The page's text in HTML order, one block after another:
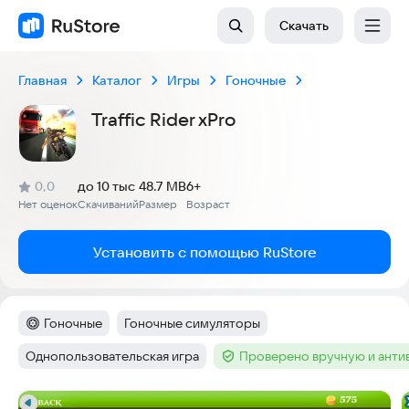
Скачать
Главная Каталог Игры Гоночные
Traffic Rider xPro
Рейтинг:
0,0
(
Нет оценок
)
Скачиваний
до 10 тыс
Размер
48.7 MB
Возраст
6+
Установить с помощью RuStore
Категория:
Гоночные Тег:
Гоночные симуляторы
Тег:
Однопользовательская игра Тег :Проверено вручную и